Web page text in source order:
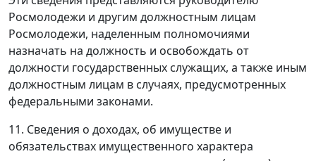
Росмолодежи и другим должностным лицам
Росмолодежи, наделенным полномочиями
назначать на должность и освобождать от
должности государственных служащих, а также иным
должностным лицам в случаях, предусмотренных
федеральными законами.
11. Сведения о доходах, об имуществе и
обязательствах имущественного характера